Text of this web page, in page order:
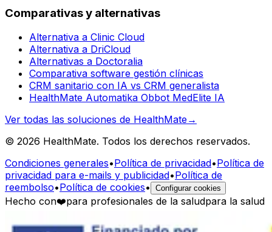
Comparativas y alternativas
Alternativa a Clinic Cloud
Alternativa a DriCloud
Alternativas a Doctoralia
Comparativa software gestión clínicas
CRM sanitario con IA vs CRM generalista
HealthMate Automatika Obbot MedElite IA
Ver todas las soluciones de HealthMate→
© 2026 HealthMate. Todos los derechos reservados.
Condiciones generales•Política de privacidad•Política de
privacidad para e-mails y publicidad•Política de
reembolso•Política de cookies• Configurar cookies
Hecho con❤️para profesionales de la saludpara la salud